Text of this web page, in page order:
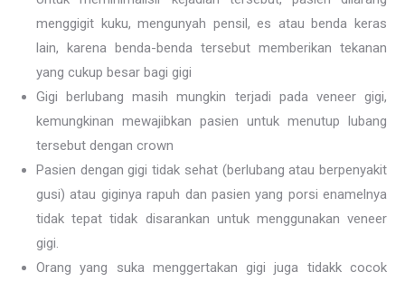
menggigit kuku, mengunyah pensil, es atau benda keras
lain, karena benda-benda tersebut memberikan tekanan
yang cukup besar bagi gigi
Gigi berlubang masih mungkin terjadi pada veneer gigi,
kemungkinan mewajibkan pasien untuk menutup lubang
tersebut dengan crown
Pasien dengan gigi tidak sehat (berlubang atau berpenyakit
gusi) atau giginya rapuh dan pasien yang porsi enamelnya
tidak tepat tidak disarankan untuk menggunakan veneer
gigi.
Orang yang suka menggertakan gigi juga tidakk cocok